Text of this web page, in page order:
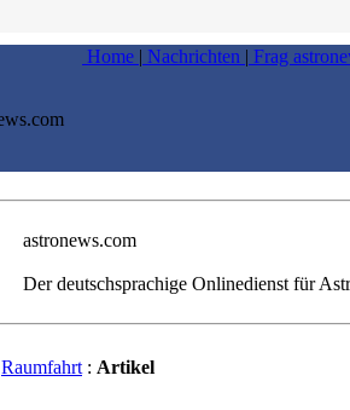
Home | Nachrichten | Frag
astronews.com
Der deutschsprachige Onlinedienst für
Raumfahrt : Artikel